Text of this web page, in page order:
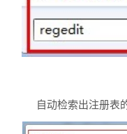
自动检索出注册表